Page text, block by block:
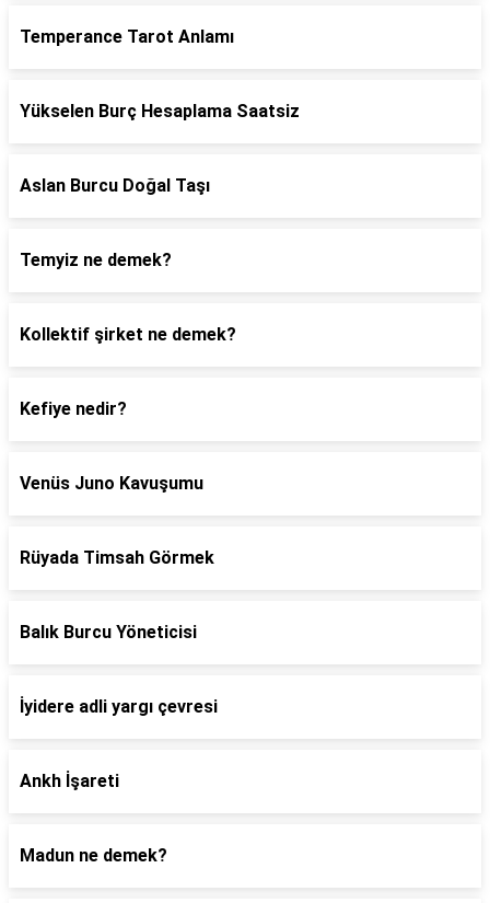
Temperance Tarot Anlamı
Yükselen Burç Hesaplama Saatsiz
Aslan Burcu Doğal Taşı
Temyiz ne demek?
Kollektif şirket ne demek?
Kefiye nedir?
Venüs Juno Kavuşumu
Rüyada Timsah Görmek
Balık Burcu Yöneticisi
İyidere adli yargı çevresi
Ankh İşareti
Madun ne demek?